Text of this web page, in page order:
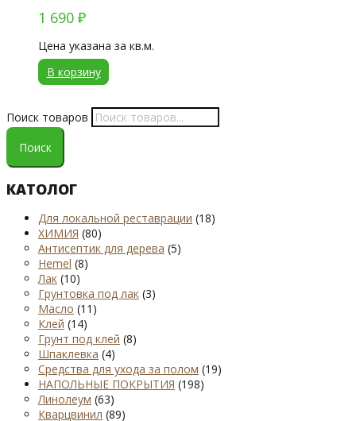
Поиск товаров
Поиск
КАТОЛОГ
Для локальной реставрации (18)
ХИМИЯ (80)
Антисептик для дерева (5)
Hemel (8)
Лак (10)
Грунтовка под лак (3)
Масло (11)
Клей (14)
Грунт под клей (8)
Шпаклевка (4)
Средства для ухода за полом (19)
НАПОЛЬНЫЕ ПОКРЫТИЯ (198)
Линолеум (63)
Кварцвинил (89)
1 690 ₽
Цена указана за кв.м.
В корзину